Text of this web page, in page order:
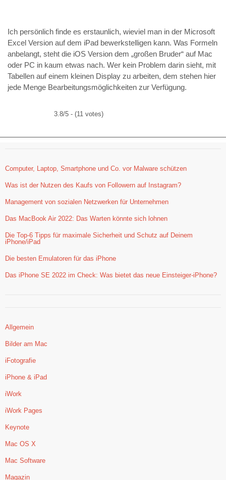
Ich persönlich finde es erstaunlich, wieviel man in der Microsoft
Excel Version auf dem iPad bewerkstelligen kann. Was Formeln
anbelangt, steht die iOS Version dem „großen Bruder“ auf Mac
oder PC in kaum etwas nach. Wer kein Problem darin sieht, mit
Tabellen auf einem kleinen Display zu arbeiten, dem stehen hier
jede Menge Bearbeitungsmöglichkeiten zur Verfügung.
3.8/5 - (11 votes)
Computer, Laptop, Smartphone und Co. vor Malware schützen
Was ist der Nutzen des Kaufs von Followern auf Instagram?
Management von sozialen Netzwerken für Unternehmen
Das MacBook Air 2022: Das Warten könnte sich lohnen
Die Top-6 Tipps für maximale Sicherheit und Schutz auf Deinem
iPhone/iPad
Die besten Emulatoren für das iPhone
Das iPhone SE 2022 im Check: Was bietet das neue Einsteiger-iPhone?
Allgemein
Bilder am Mac
iFotografie
iPhone & iPad
iWork
iWork Pages
Keynote
Mac OS X
Mac Software
Magazin